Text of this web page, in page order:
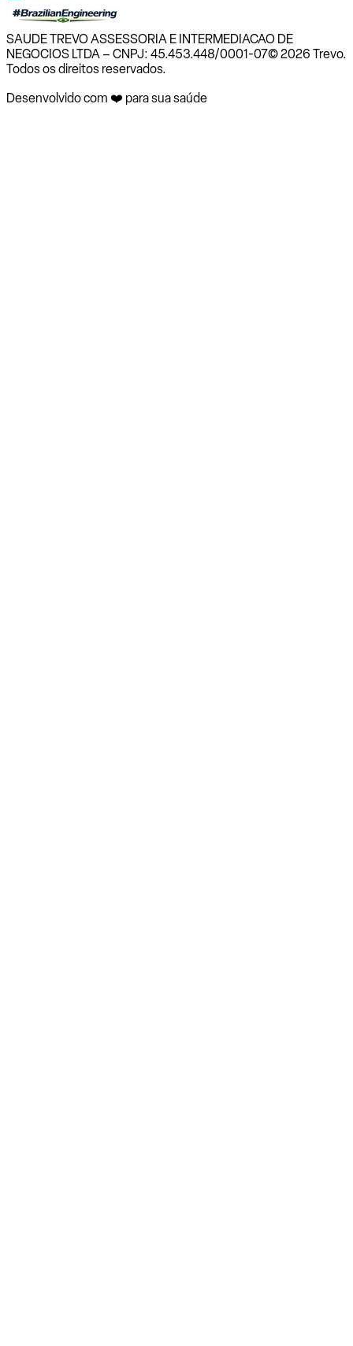
SAUDE TREVO ASSESSORIA E INTERMEDIACAO DE
NEGOCIOS LTDA – CNPJ: 45.453.448/0001-07© 2026 Trevo.
Todos os direitos reservados.
Desenvolvido com ❤️ para sua saúde